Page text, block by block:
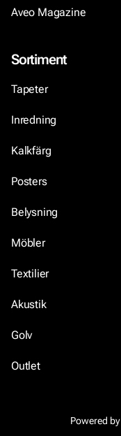
Aveo Magazine
Sortiment
Tapeter
Inredning
Kalkfärg
Posters
Belysning
Möbler
Textilier
Akustik
Golv
Outlet
Powered by